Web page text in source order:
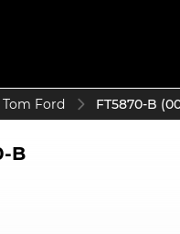
Tom Ford FT5870-B
B